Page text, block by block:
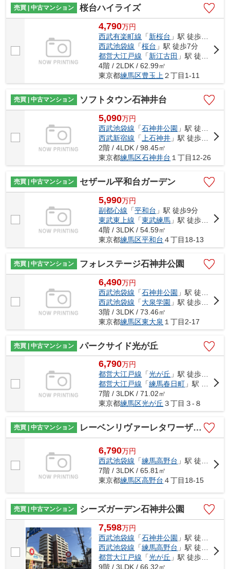
売買 | 中古マンション 桜台ハイライズ
4,790万円
西武有楽町線 「新桜台 」駅 徒歩6分
西武池袋線 「桜台 」駅 徒歩7分
都営大江戸線 「新江古田 」駅 徒歩11分
4階 / 2LDK / 62.99㎡
東京都練馬区豊玉上 ２丁目1-11
売買 | 中古マンション ソフトタウン石神井台
5,090万円
西武池袋線 「石神井公園 」駅 徒歩21分
西武新宿線 「 上石神井 」駅 徒歩17分
2階 / 4LDK / 98.45㎡
東京都練馬区石神井台 １丁目12-26
売買 | 中古マンション セザール平和台ガーデン
5,990万円
副都心線 「平和台 」駅 徒歩9分
東武東上線 「東武練馬 」駅 徒歩19分
4階 / 3LDK / 54.59㎡
東京都練馬区平和台 ４丁目18-13
売買 | 中古マンション フォレステージ石神井公園
6,490万円
西武池袋線 「石神井公園 」駅 徒歩13分
西武池袋線 「大泉学園 」駅 徒歩13分
3階 / 3LDK / 73.46㎡
東京都練馬区東大泉 １丁目2-17
売買 | 中古マンション パークサイド光が丘
6,790万円
都営大江戸線 「光が丘 」駅 徒歩9分
都営大江戸線 「練馬春日町 」駅 徒歩13分
7階 / 3LDK / 71.02㎡
東京都練馬区光が丘 ３丁目３-８
売買 | 中古マンション レーベンリヴァーレタワーザ・テラス
6,790万円
西武池袋線 「練馬高野台 」駅 徒歩12分
7階 / 3LDK / 65.81㎡
東京都練馬区高野台 ４丁目18-15
売買 | 中古マンション シーズガーデン石神井公園
7,598万円
西武池袋線 「石神井公園 」駅 徒歩13分
西武池袋線 「練馬高野台 」駅 徒歩17分
都営大江戸線 「光が丘 」駅 徒歩29分
9階 / 3LDK / 66.32㎡